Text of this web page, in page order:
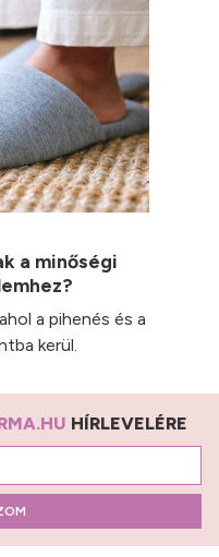
a minőségi
a pihenés és a
kerül.
HÍRLEVELÉRE